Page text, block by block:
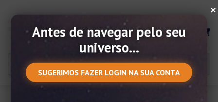
×
Antes de navegar pelo seu
universo...
SUGERIMOS FAZER LOGIN NA SUA CONTA